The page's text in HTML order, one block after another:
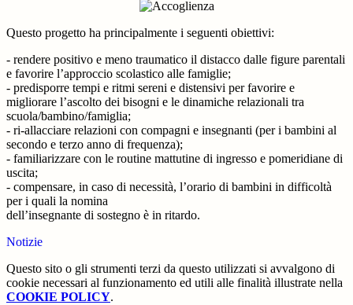
Questo progetto ha principalmente i seguenti obiettivi:
- rendere positivo e meno traumatico il distacco dalle figure parentali
e favorire l’approccio scolastico alle famiglie;
- predisporre tempi e ritmi sereni e distensivi per favorire e
migliorare l’ascolto dei bisogni e le dinamiche relazionali tra
scuola/bambino/famiglia;
- ri-allacciare relazioni con compagni e insegnanti (per i bambini al
secondo e terzo anno di frequenza);
- familiarizzare con le routine mattutine di ingresso e pomeridiane di
uscita;
- compensare, in caso di necessità, l’orario di bambini in difficoltà
per i quali la nomina
dell’insegnante di sostegno è in ritardo.
Notizie
Questo sito o gli strumenti terzi da questo utilizzati si avvalgono di
cookie necessari al funzionamento ed utili alle finalità illustrate nella
COOKIE POLICY.